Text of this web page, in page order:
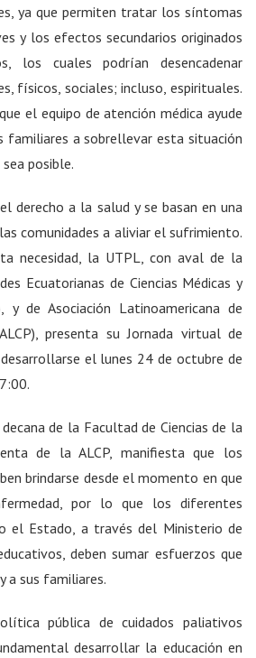
ya que permiten tratar los síntomas
y los efectos secundarios originados
los cuales podrían desencadenar
físicos, sociales; incluso, espirituales.
el equipo de atención médica ayude
familiares a sobrellevar esta situación
posible.
derecho a la salud y se basan en una
comunidades a aliviar el sufrimiento.
necesidad, la UTPL, con aval de la
Ecuatorianas de Ciencias Médicas y
y de Asociación Latinoamericana de
presenta su Jornada virtual de
el lunes 24 de octubre de
de la Facultad de Ciencias de la
de la ALCP, manifiesta que los
brindarse desde el momento en que
por lo que los diferentes
el Estado, a través del Ministerio de
deben sumar esfuerzos que
a sus familiares.
pública de cuidados paliativos
desarrollar la educación en